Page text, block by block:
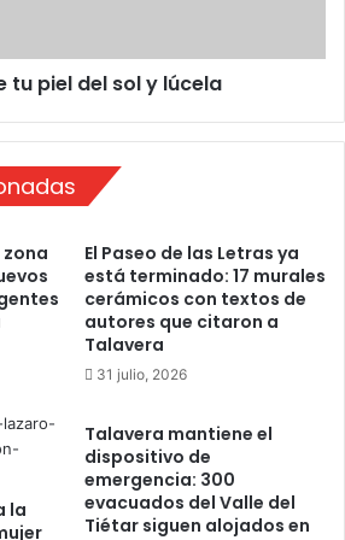
tu piel del sol y lúcela
El Paseo de las Letras ya
está terminado: 17 murales
cerámicos con textos de
autores que citaron a
Talavera
31 julio, 2026
la
Talavera mantiene el
dispositivo de
emergencia: 300
evacuados del Valle del
Tiétar siguen alojados en